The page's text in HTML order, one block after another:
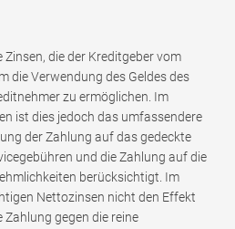
die der Kreditgeber vom
die Verwendung des Geldes des
zu ermöglichen. Im
ist dies jedoch das umfassendere
der Zahlung auf das gedeckte
und die Zahlung auf die
berücksichtigt. Im
Nettozinsen nicht den Effekt
gegen die reine